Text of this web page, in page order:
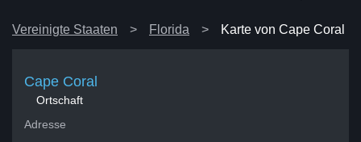
Vereinigte Staaten Florida Karte von Cape Coral
Cape Coral
Ortschaft
Adresse